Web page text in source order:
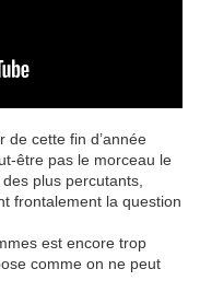
cette fin d’année
être pas le morceau le
plus percutants,
frontalement la question
est encore trop
comme on ne peut